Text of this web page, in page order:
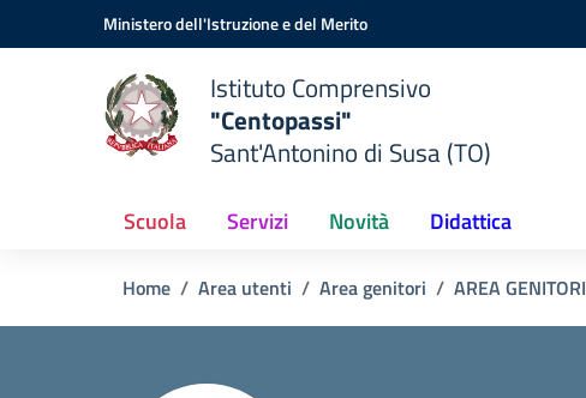
Vai ai contenuti
Vai al menu di navigazioneMinistero dell'Istruzione e del Merito
Istituto Comprensivo
"Centopassi"
Sant'Antonino di Susa (TO)
Scuola Servizi Novità Didattica
Home Area utenti Area genitori AREA GENITORI